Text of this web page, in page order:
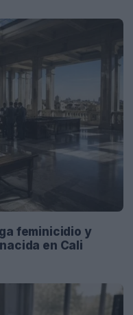
feminicidio y
en Cali